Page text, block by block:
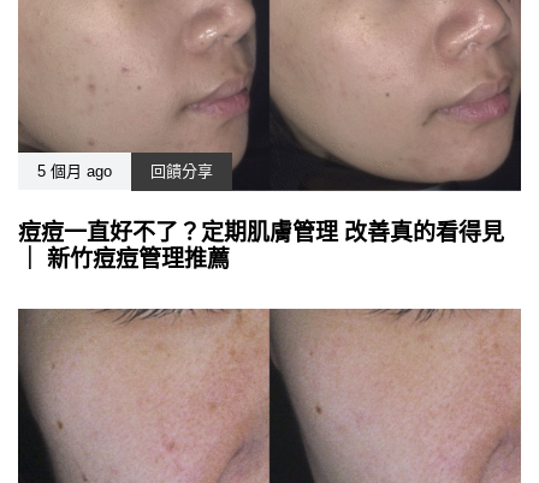
5 個月 ago 回饋分享
痘痘一直好不了？定期肌膚管理 改善真的看得見
｜ 新竹痘痘管理推薦